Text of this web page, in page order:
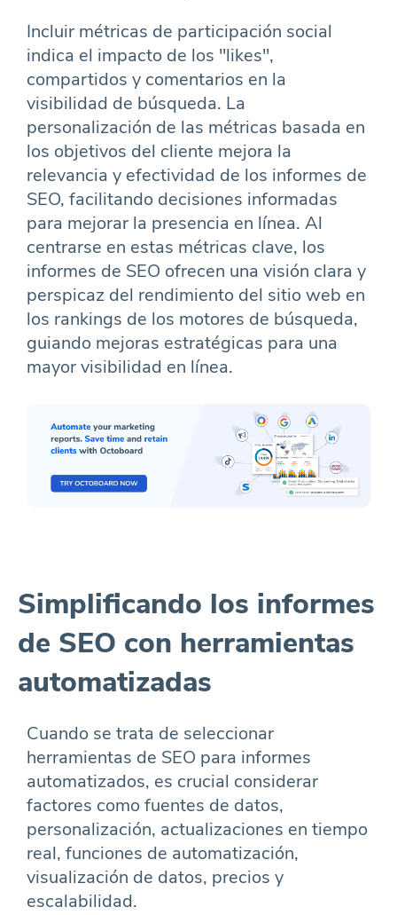
Incluir métricas de participación social
indica el impacto de los "likes",
compartidos y comentarios en la
visibilidad de búsqueda. La
personalización de las métricas basada en
los objetivos del cliente mejora la
relevancia y efectividad de los informes de
SEO, facilitando decisiones informadas
para mejorar la presencia en línea. Al
centrarse en estas métricas clave, los
informes de SEO ofrecen una visión clara y
perspicaz del rendimiento del sitio web en
los rankings de los motores de búsqueda,
guiando mejoras estratégicas para una
mayor visibilidad en línea.
Simplificando los informes
de SEO con herramientas
automatizadas
Cuando se trata de seleccionar
herramientas de SEO para informes
automatizados, es crucial considerar
factores como fuentes de datos,
personalización, actualizaciones en tiempo
real, funciones de automatización,
visualización de datos, precios y
escalabilidad.